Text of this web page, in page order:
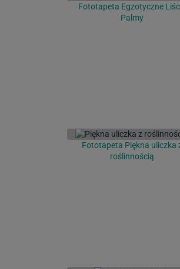
Fototapeta Egzotyczne
Palmy
Fototapeta Piękna uliczka
roślinnością